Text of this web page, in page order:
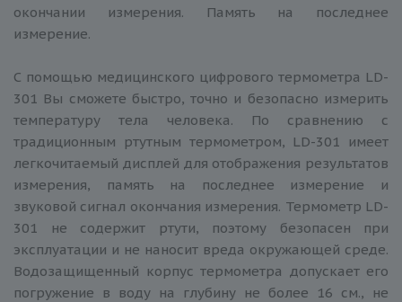
окончании измерения. Память на последнее
измерение.
С помощью медицинского цифрового термометра LD-
301 Вы сможете быстро, точно и безопасно измерить
температуру тела человека. По сравнению с
традиционным ртутным термометром, LD-301 имеет
легкочитаемый дисплей для отображения результатов
измерения, память на последнее измерение и
звуковой сигнал окончания измерения. Термометр LD-
301 не содержит ртути, поэтому безопасен при
эксплуатации и не наносит вреда окружающей среде.
Водозащищенный корпус термометра допускает его
погружение в воду на глубину не более 16 см., не